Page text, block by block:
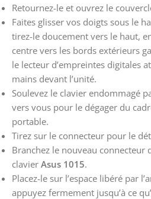
Retournez-le et ouvrez le
Faites glisser vos doigts sous le
tirez-le doucement vers le haut,
centre vers les bords extérieurs
le lecteur d’empreintes digitales
mains devant l’unité.
Soulevez le clavier endommagé
vers vous pour le dégager du
portable.
Tirez sur le connecteur pour le
Branchez le nouveau connecteur
clavier Asus 1015.
Placez-le sur l’espace libéré par
appuyez fermement jusqu’à ce